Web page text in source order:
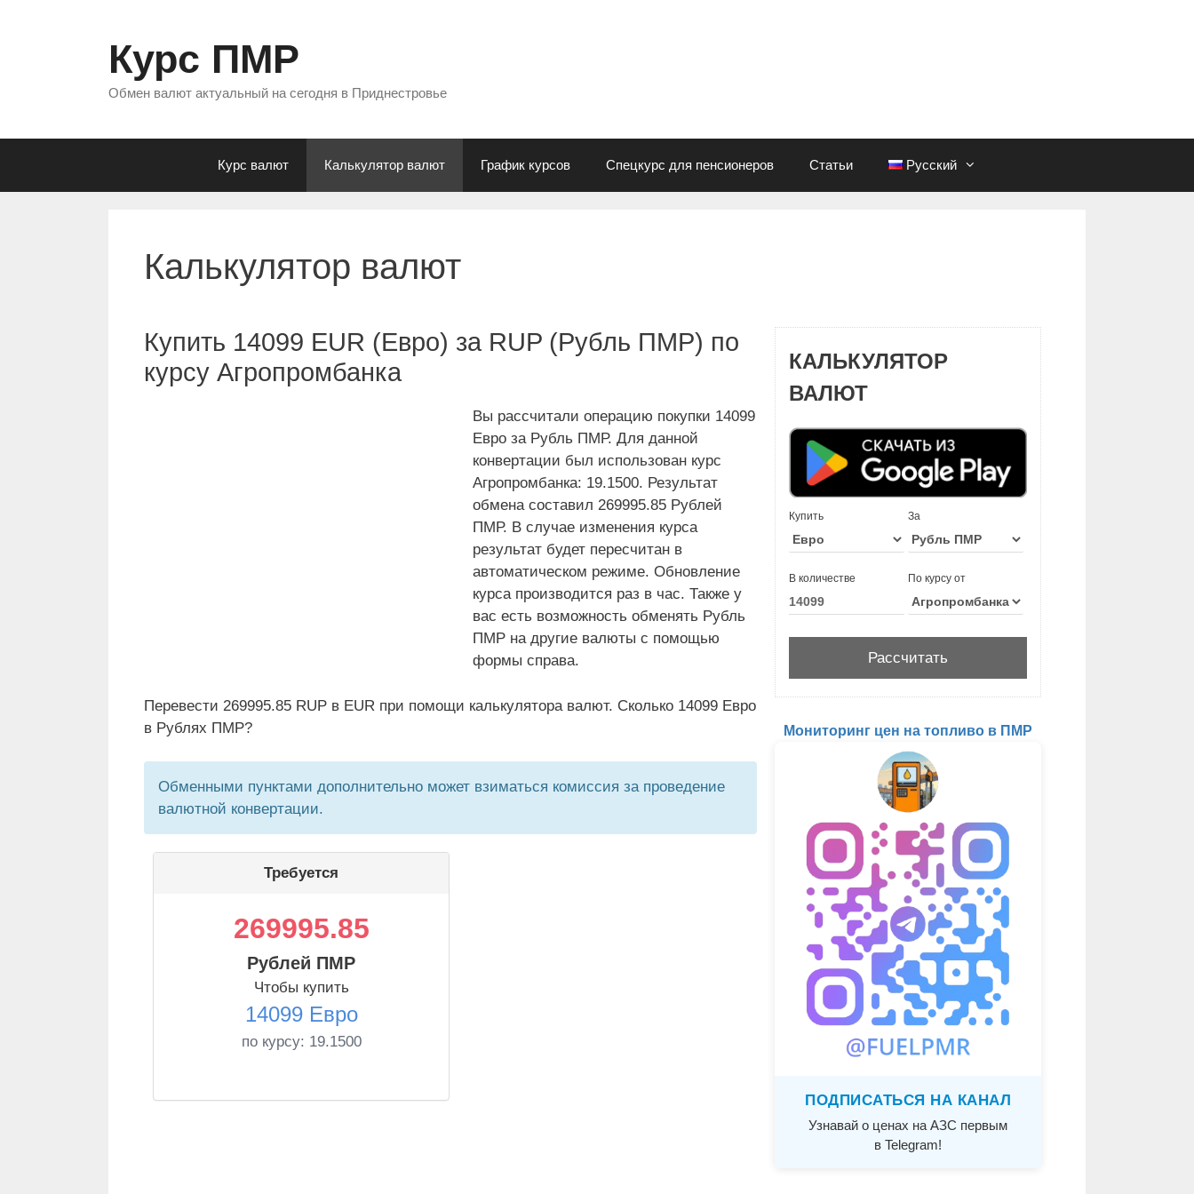
Курс ПМР
Обмен валют актуальный на сегодня в Приднестровье
Курс валют Калькулятор валют График курсов Спецкурс для пенсионеров Статьи Русский
Калькулятор валют
Купить 14099 EUR (Евро) за RUP (Рубль ПМР) по
курсу Агропромбанка
Вы рассчитали операцию покупки 14099
Евро за Рубль ПМР. Для данной
конвертации был использован курс
Агропромбанка: 19.1500. Результат
обмена составил 269995.85 Рублей
ПМР. В случае изменения курса
результат будет пересчитан в
автоматическом режиме. Обновление
курса производится раз в час. Также у
вас есть возможность обменять Рубль
ПМР на другие валюты с помощью
формы справа.
Перевести 269995.85 RUP в EUR при помощи калькулятора валют. Сколько 14099 Евро
в Рублях ПМР?
Обменными пунктами дополнительно может взиматься комиссия за проведение
валютной конвертации.
Требуется
269995.85
Рублей ПМР
Чтобы купить
14099 Евро
по курсу: 19.1500
КАЛЬКУЛЯТОР
ВАЛЮТ
Купить За
В количестве По курсу от
Мониторинг цен на топливо в ПМР
ПОДПИСАТЬСЯ НА КАНАЛ
Узнавай о ценах на АЗС первым
в Telegram!